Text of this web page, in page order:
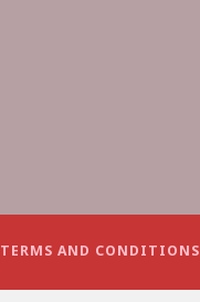
TERMS AND CONDITIONS